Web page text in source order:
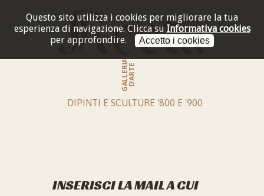
Questo sito utilizza i cookies per migliorare la tua
esperienza di navigazione. Clicca su Informativa cookies
per approfondire.
Accetto i cookies
GALLERIAD'ARTE
DIPINTI E SCULTURE '800 E '900
INSERISCI LA MAIL A CUI